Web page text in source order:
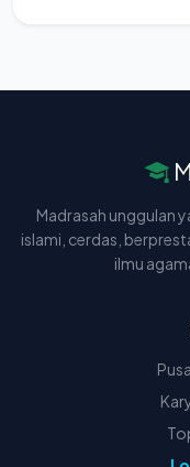
Madrasah unggulan
islami, cerdas,
ilmu